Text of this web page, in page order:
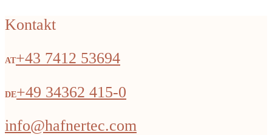
Kontakt
+43 7412 53694
+49 34362 415-0
info@hafnertec.com